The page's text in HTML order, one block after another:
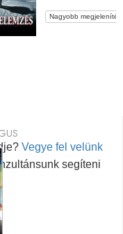
Nagyobb megjelenítés
Vegye fel velünk
segíteni